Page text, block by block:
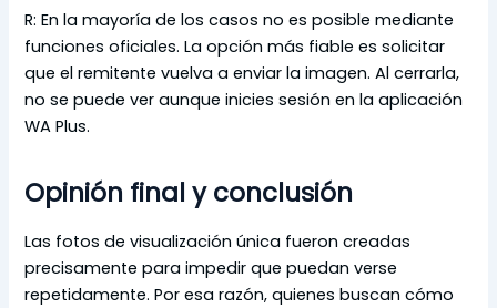
R: En la mayoría de los casos no es posible mediante
funciones oficiales. La opción más fiable es solicitar
que el remitente vuelva a enviar la imagen. Al cerrarla,
no se puede ver aunque inicies sesión en la aplicación
WA Plus.
Opinión final y conclusión
Las fotos de visualización única fueron creadas
precisamente para impedir que puedan verse
repetidamente. Por esa razón, quienes buscan cómo